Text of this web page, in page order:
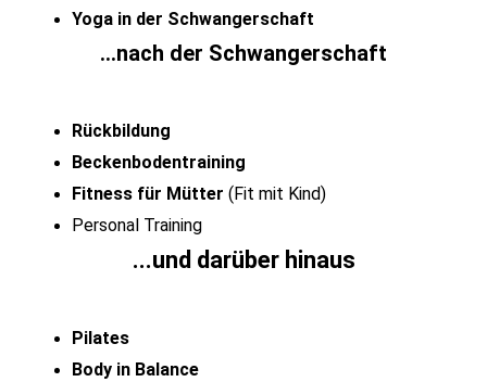
Yoga in der Schwangerschaft
...nach der Schwangerschaft
Rückbildung
Beckenbodentraining
Fitness für Mütter (Fit mit Kind)
Personal Training
...und darüber hinaus
Pilates
Body in Balance